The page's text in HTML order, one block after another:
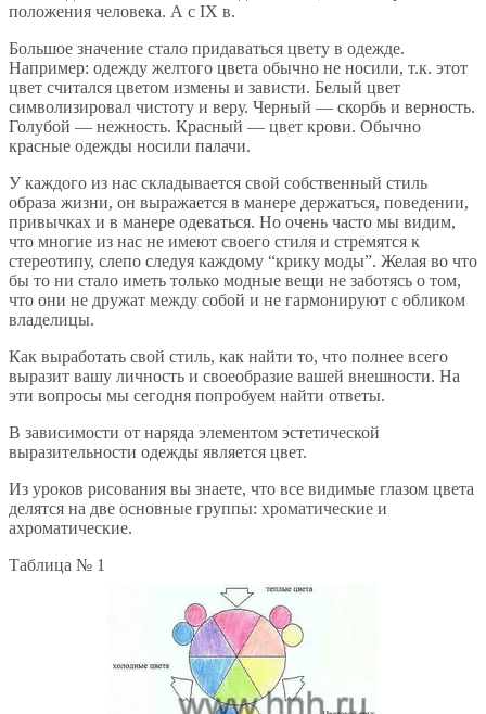
положения человека. А с IХ в.
Большое значение стало придаваться цвету в одежде.
Например: одежду желтого цвета обычно не носили, т.к. этот
цвет считался цветом измены и зависти. Белый цвет
символизировал чистоту и веру. Черный — скорбь и верность.
Голубой — нежность. Красный — цвет крови. Обычно
красные одежды носили палачи.
У каждого из нас складывается свой собственный стиль
образа жизни, он выражается в манере держаться, поведении,
привычках и в манере одеваться. Но очень часто мы видим,
что многие из нас не имеют своего стиля и стремятся к
стереотипу, слепо следуя каждому “крику моды”. Желая во что
бы то ни стало иметь только модные вещи не заботясь о том,
что они не дружат между собой и не гармонируют с обликом
владелицы.
Как выработать свой стиль, как найти то, что полнее всего
выразит вашу личность и своеобразие вашей внешности. На
эти вопросы мы сегодня попробуем найти ответы.
В зависимости от наряда элементом эстетической
выразительности одежды является цвет.
Из уроков рисования вы знаете, что все видимые глазом цвета
делятся на две основные группы: хроматические и
ахроматические.
Таблица № 1